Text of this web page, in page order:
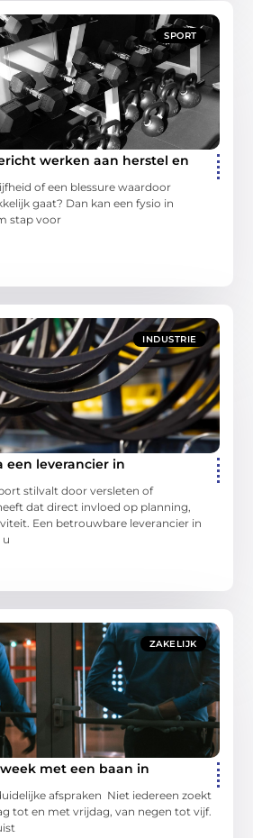
SPORT
werken aan herstel en
of een blessure waardoor
gaat? Dan kan een fysio in
stap voor
INDUSTRIE
een leverancier in
stilvalt door versleten of
dat direct invloed op planning,
Een betrouwbare leverancier in
u
ZAKELIJK
met een baan in
afspraken Niet iedereen zoekt
tot en met vrijdag, van negen tot vijf.